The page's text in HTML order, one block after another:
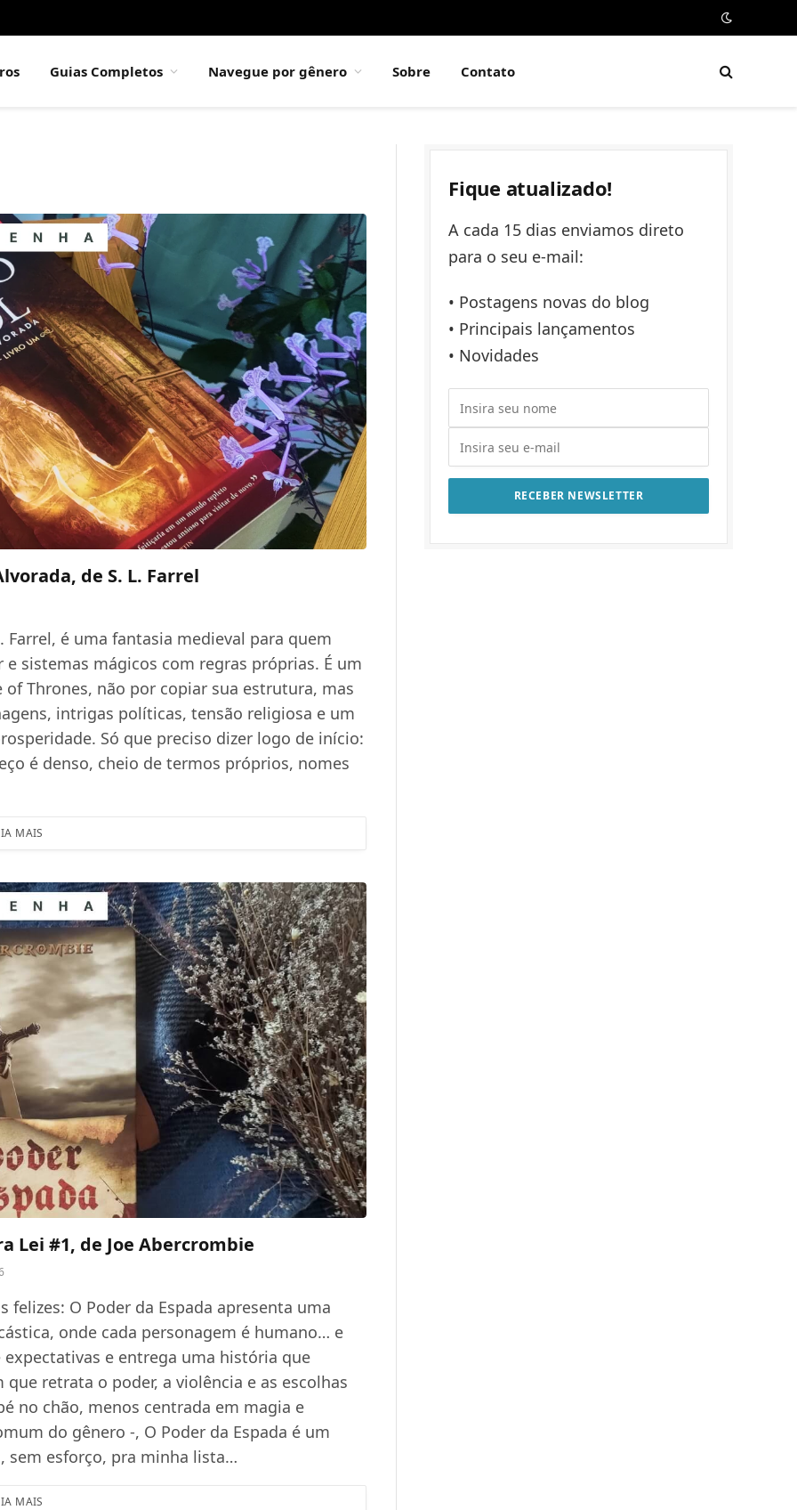
Guias Completos Navegue por gênero Sobre Contato
de S. L. Farrel
Farrel, é uma fantasia medieval para quem
sistemas mágicos com regras próprias. É um
Thrones, não por copiar sua estrutura, mas
intrigas políticas, tensão religiosa e um
Só que preciso dizer logo de início:
é denso, cheio de termos próprios, nomes
MAIS
Lei #1, de Joe Abercrombie
O Poder da Espada apresenta uma
onde cada personagem é humano… e
e entrega uma história que
retrata o poder, a violência e as escolhas
no chão, menos centrada em magia e
do gênero -, O Poder da Espada é um
sem esforço, pra minha lista…
MAIS
Fique atualizado!
A cada 15 dias enviamos direto
para o seu e-mail:
• Postagens novas do blog
• Principais lançamentos
• Novidades